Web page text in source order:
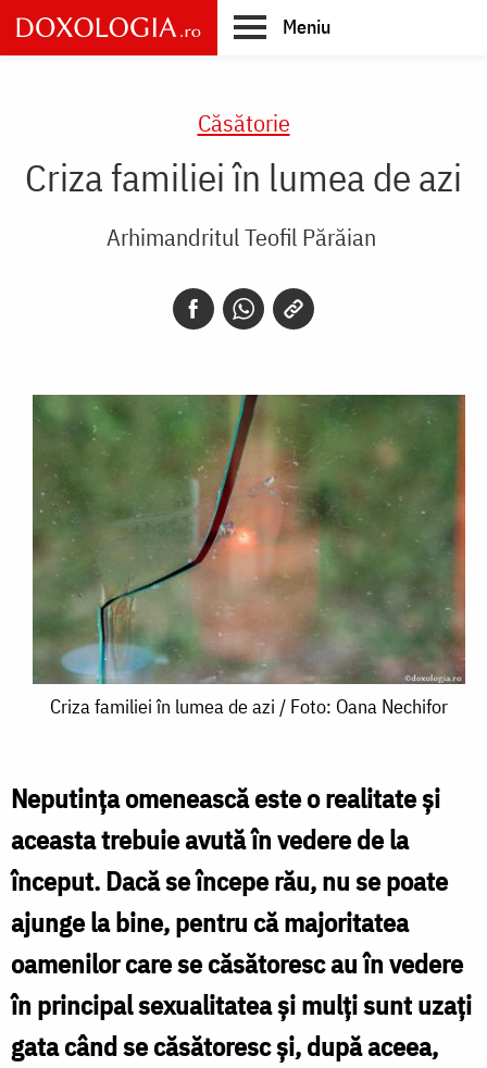
Skip
to
main
Meniu
Căsătorie
Criza familiei în lumea de azi
Arhimandritul Teofil Părăian
Criza
lumea
de
azi
/
Foto:
Oana
Nechifor
Criza familiei în lumea de azi / Foto: Oana Nechifor
Neputința omenească este o realitate și
aceasta trebuie avută în vedere de la
început. Dacă se începe rău, nu se poate
ajunge la bine, pentru că majoritatea
oamenilor care se căsătoresc au în vedere
în principal sexualitatea și mulți sunt uzați
gata când se căsătoresc și, după aceea,